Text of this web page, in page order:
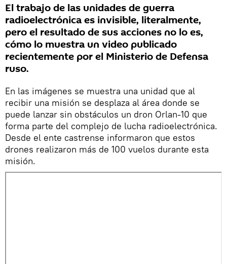
El trabajo de las unidades de guerra
radioelectrónica es invisible, literalmente,
pero el resultado de sus acciones no lo es,
cómo lo muestra un video publicado
recientemente por el Ministerio de Defensa
ruso.
En las imágenes se muestra una unidad que al
recibir una misión se desplaza al área donde se
puede lanzar sin obstáculos un dron Orlan-10 que
forma parte del complejo de lucha radioelectrónica.
Desde el ente castrense informaron que estos
drones realizaron más de 100 vuelos durante esta
misión.